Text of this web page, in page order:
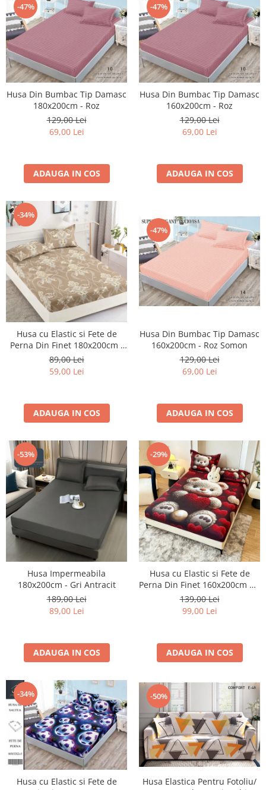
-47%
Husa Din Bumbac Tip Damasc
180x200cm - Roz
129,00 Lei
69,00 Lei
ADAUGA IN COS
-47%
Husa Din Bumbac Tip Damasc
160x200cm - Roz
129,00 Lei
69,00 Lei
ADAUGA IN COS
-34%
Husa cu Elastic si Fete de
Perna Din Finet 180x200cm -
Bej Royal
89,00 Lei
59,00 Lei
ADAUGA IN COS
-47%
Husa Din Bumbac Tip Damasc
160x200cm - Roz Somon
129,00 Lei
69,00 Lei
ADAUGA IN COS
-53%
Husa Impermeabila
180x200cm - Gri Antracit
189,00 Lei
89,00 Lei
ADAUGA IN COS
-29%
Husa cu Elastic si Fete de
Perna Din Finet 160x200cm 5D
- Ursuletul Indragostit
139,00 Lei
99,00 Lei
ADAUGA IN COS
-34%
Husa cu Elastic si Fete de
-50%
Husa Elastica Pentru Fotoliu/